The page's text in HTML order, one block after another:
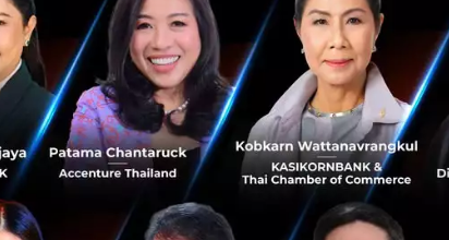
หวังของการรักษาโรคพวกนี้ การที่
นเสียชีวิตเยอะ แต่อาจจะเป็นการเร่ง
ได้เหมือนกัน” คุณสิทธิพล กล่าวกับ